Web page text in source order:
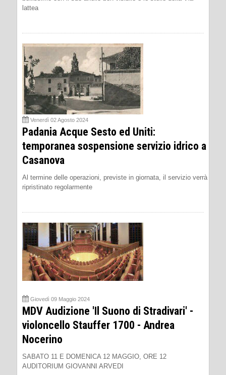
lattea
Venerdì 02 Agosto 2024
Padania Acque Sesto ed Uniti:
temporanea sospensione servizio idrico a
Casanova
Al termine delle operazioni, previste in giornata, il servizio verrà
ripristinato regolarmente
Giovedì 09 Maggio 2024
MDV Audizione 'Il Suono di Stradivari' -
violoncello Stauffer 1700 - Andrea
Nocerino
SABATO 11 E DOMENICA 12 MAGGIO, ORE 12
AUDITORIUM GIOVANNI ARVEDI